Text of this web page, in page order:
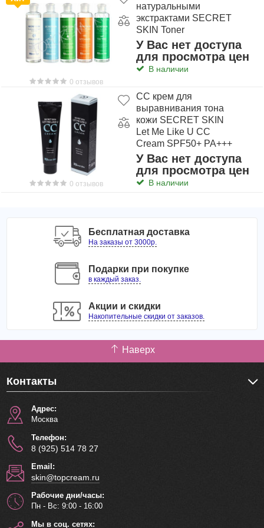
Вес: 50 гр.
0 отзывов
натуральными
экстрактами SECRET
SKIN Toner
У Вас нет доступа
для просмотра цен
В наличии
0 отзывов
CC крем для
выравнивания тона
кожи SECRET SKIN
Let Me Like U CC
Cream SPF50+ PA+++
У Вас нет доступа
для просмотра цен
В наличии
Бесплатная доставка
На заказы от 3000р.
Подарки при покупке
в каждый заказ.
Акции и скидки
Накопительные скидки от заказов.
Наверх
Контакты
Адрес:
Москва
Телефон:
8 (925) 514 78 27
Email:
skin@topcream.ru
Рабочие дни/часы:
Пн - Вс: 9:00 - 16:00
Мы в соц. сетях: